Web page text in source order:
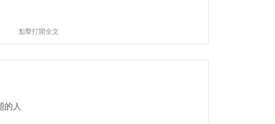
點擊打開全文
的人